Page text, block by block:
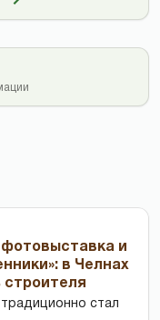
и
в Челнах
стал